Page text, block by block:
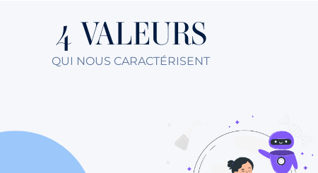
4 VALEURS
QUI NOUS CARACTÉRISENT